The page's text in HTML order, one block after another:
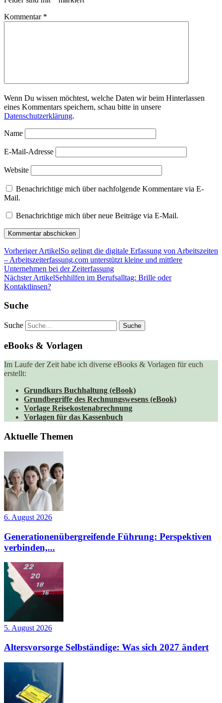
Kommentar *
Wenn Du wissen möchtest, welche Daten wir beim Hinterlassen
eines Kommentars speichern, schau bitte in unsere
Datenschutzerklärung.
Name
E-Mail-Adresse
Website
Benachrichtige mich über nachfolgende Kommentare via E-
Mail.
Benachrichtige mich über neue Beiträge via E-Mail.
Vorheriger ArtikelSo gelingt die digitale Erfassung von Arbeitszeiten
– Arbeitszeiterfassung.com unterstützt kleine und mittlere
Unternehmen bei der Zeiterfassung
Nächster ArtikelSehhilfen im Berufsalltag: Brille oder
Kontaktlinsen?
Suche
Suche
eBooks & Vorlagen
Im Laufe der Zeit habe ich diverse eBooks & Vorlagen für euch
erstellt:
Grundkurs Buchhaltung (eBook)
Grundbegriffe des Rechnungswesens (eBook)
Vorlage Reisekostenabrechnung
Vorlagen für das Kassenbuch
Aktuelle Themen
6. August 2026
Generationenübergreifende Führung: Perspektiven
verbinden,...
5. August 2026
Altersvorsorge Selbständige: Was sich 2027 ändert